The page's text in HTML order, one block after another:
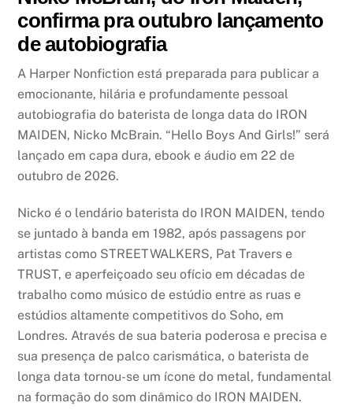
confirma pra outubro lançamento
de autobiografia
A Harper Nonfiction está preparada para publicar a
emocionante, hilária e profundamente pessoal
autobiografia do baterista de longa data do IRON
MAIDEN, Nicko McBrain. “Hello Boys And Girls!” será
lançado em capa dura, ebook e áudio em 22 de
outubro de 2026.
Nicko é o lendário baterista do IRON MAIDEN, tendo
se juntado à banda em 1982, após passagens por
artistas como STREETWALKERS, Pat Travers e
TRUST, e aperfeiçoado seu ofício em décadas de
trabalho como músico de estúdio entre as ruas e
estúdios altamente competitivos do Soho, em
Londres. Através de sua bateria poderosa e precisa e
sua presença de palco carismática, o baterista de
longa data tornou-se um ícone do metal, fundamental
na formação do som dinâmico do IRON MAIDEN.